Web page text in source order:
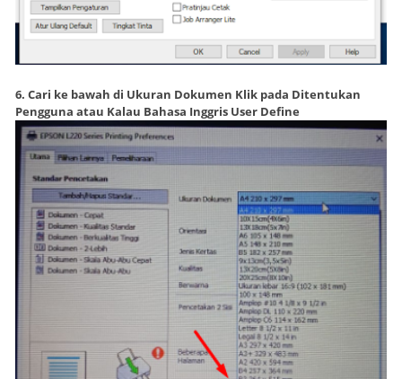
6. Cari ke bawah di Ukuran Dokumen Klik pada Ditentukan
Pengguna atau Kalau Bahasa Inggris User Define